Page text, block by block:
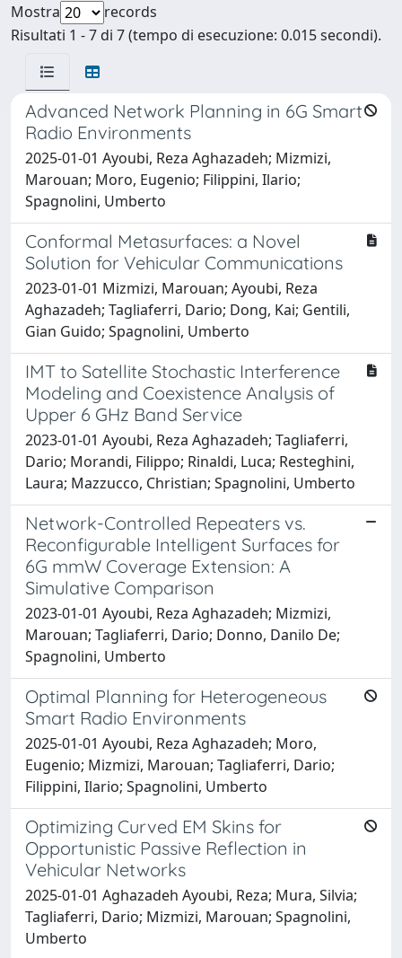
Mostra
records
Risultati 1 - 7 di 7 (tempo di esecuzione: 0.015 secondi).
Advanced Network Planning in 6G Smart
Radio Environments
2025-01-01 Ayoubi, Reza Aghazadeh; Mizmizi,
Marouan; Moro, Eugenio; Filippini, Ilario;
Spagnolini, Umberto
Conformal Metasurfaces: a Novel
Solution for Vehicular Communications
2023-01-01 Mizmizi, Marouan; Ayoubi, Reza
Aghazadeh; Tagliaferri, Dario; Dong, Kai; Gentili,
Gian Guido; Spagnolini, Umberto
IMT to Satellite Stochastic Interference
Modeling and Coexistence Analysis of
Upper 6 GHz Band Service
2023-01-01 Ayoubi, Reza Aghazadeh; Tagliaferri,
Dario; Morandi, Filippo; Rinaldi, Luca; Resteghini,
Laura; Mazzucco, Christian; Spagnolini, Umberto
Network-Controlled Repeaters vs.
Reconfigurable Intelligent Surfaces for
6G mmW Coverage Extension: A
Simulative Comparison
2023-01-01 Ayoubi, Reza Aghazadeh; Mizmizi,
Marouan; Tagliaferri, Dario; Donno, Danilo De;
Spagnolini, Umberto
Optimal Planning for Heterogeneous
Smart Radio Environments
2025-01-01 Ayoubi, Reza Aghazadeh; Moro,
Eugenio; Mizmizi, Marouan; Tagliaferri, Dario;
Filippini, Ilario; Spagnolini, Umberto
Optimizing Curved EM Skins for
Opportunistic Passive Reflection in
Vehicular Networks
2025-01-01 Aghazadeh Ayoubi, Reza; Mura, Silvia;
Tagliaferri, Dario; Mizmizi, Marouan; Spagnolini,
Umberto